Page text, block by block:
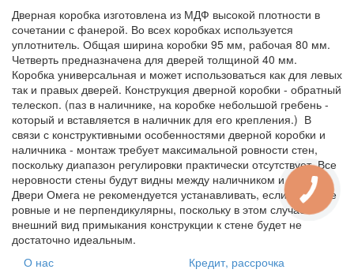
Дверная коробка изготовлена из МДФ высокой плотности в
сочетании с фанерой. Во всех коробках используется
уплотнитель. Общая ширина коробки 95 мм, рабочая 80 мм.
Четверть предназначена для дверей толщиной 40 мм.
Коробка универсальная и может использоваться как для левых
так и правых дверей. Конструкция дверной коробки - обратный
телескоп. (паз в наличнике, на коробке небольшой гребень -
который и вставляется в наличник для его крепления.) В
связи с конструктивными особенностями дверной коробки и
наличника - монтаж требует максимальной ровности стен,
поскольку диапазон регулировки практически отсутствует. Все
неровности стены будут видны между наличником и стеной.
Двери Омега не рекомендуется устанавливать, если стены не
ровные и не перпендикулярны, поскольку в этом случае
внешний вид примыкания конструкции к стене будет не
достаточно идеальным.
О нас
Кредит, рассрочка